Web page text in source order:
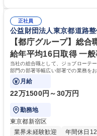
るので安心して入行いただけ
や社内副業等を活用し、 一人
ます。 学歴・資格 学歴：大学院 大学 高専 短大 専修学校 高校 語学力：
資格：
正社員
公益財団法人東京都道路
【都庁グループ】総
給年平均16日取得 一般
当社の総合職として、ジョブローテ
部門の部署等幅広い部署での業務を
ております！ ※下記業務詳細
月給
22万1500円～30万円
勤務地
東京都新宿区
業界未経験歓迎
年間休日